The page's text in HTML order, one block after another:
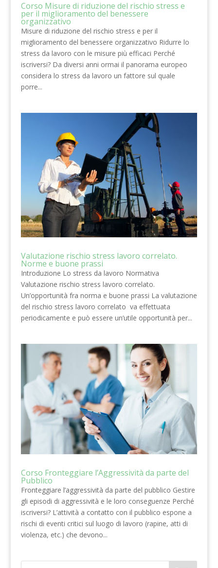
Corso Misure di riduzione del rischio stress e
per il miglioramento del benessere
organizzativo
Misure di riduzione del rischio stress e per il
miglioramento del benessere organizzativo Ridurre lo
stress da lavoro con le misure più efficaci Perché
iscriversi? Da diversi anni ormai il panorama europeo
considera lo stress da lavoro un fattore sul quale
porre...
Valutazione rischio stress lavoro correlato.
Norme e buone prassi
Introduzione Lo stress da lavoro Normativa
Valutazione rischio stress lavoro correlato.
Un’opportunità fra norma e buone prassi La valutazione
del rischio stress lavoro correlato va effettuata
periodicamente e può essere un’utile opportunità per...
Corso Fronteggiare l’Aggressività da parte del
Pubblico
Fronteggiare l’aggressività da parte del pubblico Gestire
gli episodi di aggressività e le loro conseguenze Perché
iscriversi? L’attività a contatto con il pubblico espone a
rischi di eventi critici sul luogo di lavoro (rapine, atti di
violenza, etc.) che devono...